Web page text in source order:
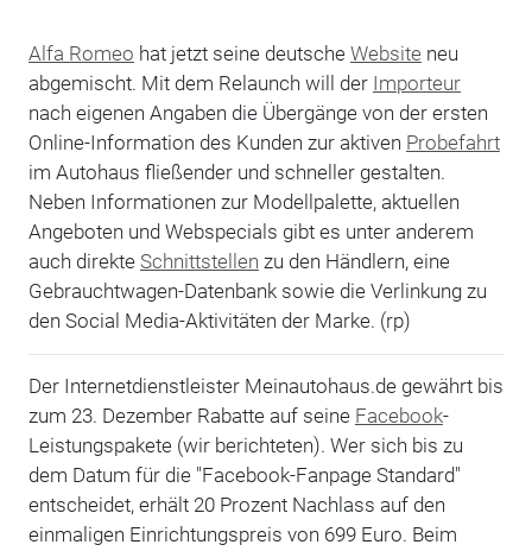
Alfa Romeo hat jetzt seine deutsche Website neu
abgemischt. Mit dem Relaunch will der Importeur
nach eigenen Angaben die Übergänge von der ersten
Online-Information des Kunden zur aktiven Probefahrt
im Autohaus fließender und schneller gestalten.
Neben Informationen zur Modellpalette, aktuellen
Angeboten und Webspecials gibt es unter anderem
auch direkte Schnittstellen zu den Händlern, eine
Gebrauchtwagen-Datenbank sowie die Verlinkung zu
den Social Media-Aktivitäten der Marke. (rp)
Der Internetdienstleister Meinautohaus.de gewährt bis
zum 23. Dezember Rabatte auf seine Facebook-
Leistungspakete (wir berichteten). Wer sich bis zu
dem Datum für die "Facebook-Fanpage Standard"
entscheidet, erhält 20 Prozent Nachlass auf den
einmaligen Einrichtungspreis von 699 Euro. Beim